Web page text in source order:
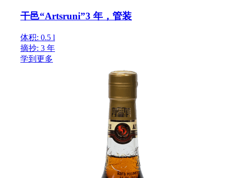
干邑“Artsruni”3 年，管装
体积: 0.5 l
摘抄: 3 年
学到更多